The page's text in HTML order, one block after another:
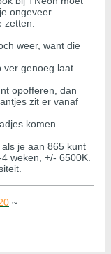
ongeveer
weer, want die
ver genoeg laat
opofferen, dan
zit er vanaf
komen.
je aan 865 kunt
weken, +/- 6500K.
~